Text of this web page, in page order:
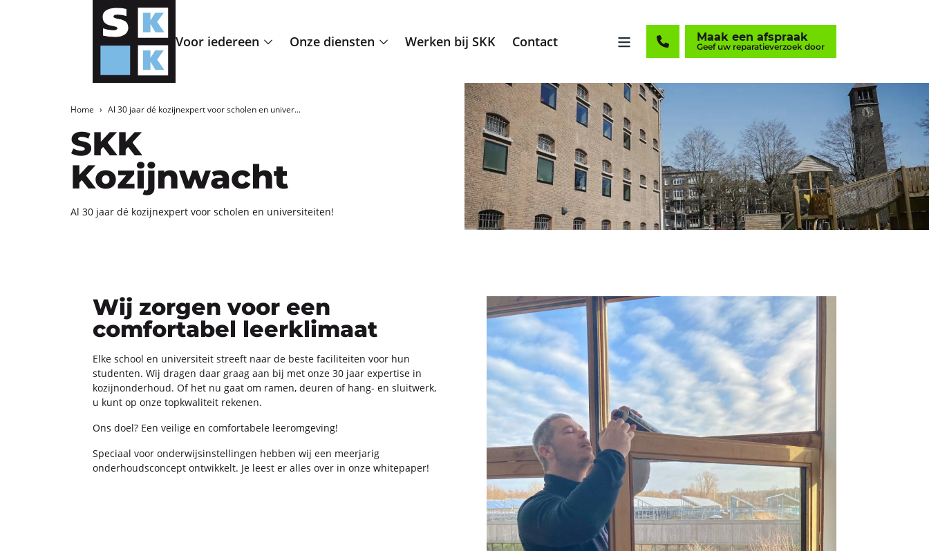
Voor iedereen Onze diensten Werken bij SKK Contact Maak een afspraak
Geef uw reparatieverzoek door
Home Al 30 jaar dé kozijnexpert voor scholen en univer...
SKK
Kozijnwacht
Al 30 jaar dé ko­zijn­ex­pert voor scho­len en uni­ver­si­tei­ten!
Wij zorgen voor een
comfortabel leerklimaat
Elke school en uni­ver­si­teit streeft naar de beste fa­ci­li­tei­ten voor hun
stu­den­ten. Wij dra­gen daar graag aan bij met onze 30 jaar ex­per­ti­se in
ko­zijn­on­der­houd. Of het nu gaat om ramen, deu­ren of hang- en sluit­werk,
u kunt op onze top­kwa­li­teit re­ke­nen.
Ons doel? Een vei­li­ge en com­for­ta­be­le leer­om­ge­ving!
Spe­ci­aal voor on­der­wijs­in­stel­lin­gen heb­ben wij een meer­ja­rig
on­der­houds­con­cept ont­wik­kelt. Je leest er alles over in onze whi­te­pa­per!